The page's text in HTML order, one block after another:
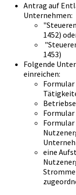
Antrag auf
Unternehmen:
1452)
1453)
Folgende
einreichen:
Formular
Formular
eine